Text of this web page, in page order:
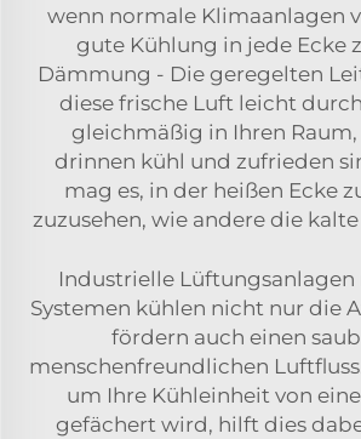
wenn normale Klimaanlagen
gute Kühlung in jede Ecke
Dämmung - Die geregelten
diese frische Luft leicht
gleichmäßig in Ihren Raum,
drinnen kühl und zufrieden
mag es, in der heißen Ecke
zuzusehen, wie andere die
Industrielle
Systemen kühlen nicht nur die
fördern auch einen
menschenfreundlichen
um Ihre Kühleinheit von
gefächert wird, hilft dies